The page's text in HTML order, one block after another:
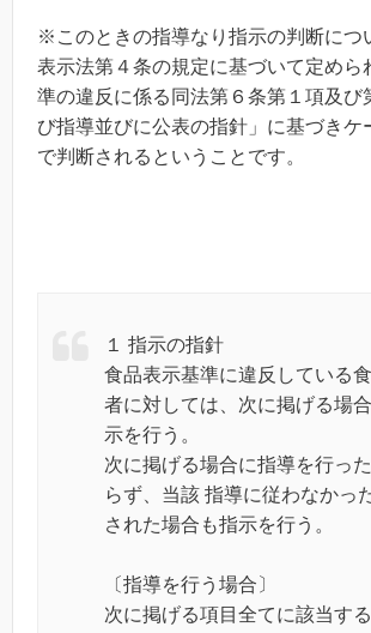
※このときの指導なり指示の判断につ
表示法第４条の規定に基づいて定めら
準の違反に係る同法第６条第１項及び
び指導並びに公表の指針」に基づきケ
で判断されるということです。
１ 指示の指針
食品表示基準に違反している
者に対しては、次に掲げる場
示を行う。
次に掲げる場合に指導を行っ
らず、当該 指導に従わなかっ
された場合も指示を行う。
〔指導を行う場合〕
次に掲げる項目全てに該当す